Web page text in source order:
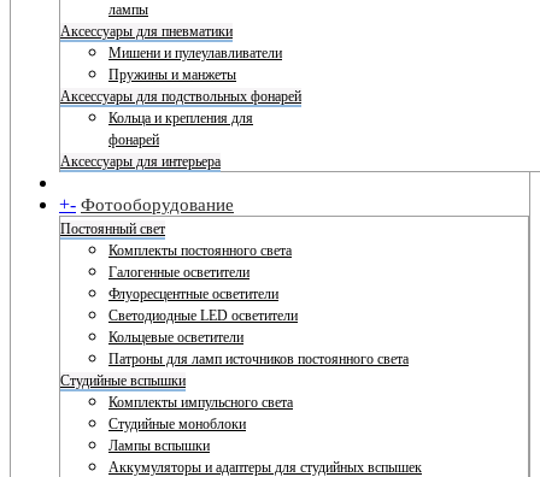
лампы
Аксессуары для пневматики
Мишени и пулеулавливатели
Пружины и манжеты
Аксессуары для подствольных фонарей
Кольца и крепления для
фонарей
Аксессуары для интерьера
+- Фотооборудование
Постоянный свет
Комплекты постоянного света
Галогенные осветители
Флуоресцентные осветители
Светодиодные LED осветители
Кольцевые осветители
Патроны для ламп источников постоянного света
Студийные вспышки
Комплекты импульсного света
Студийные моноблоки
Лампы вспышки
Аккумуляторы и адаптеры для студийных вспышек